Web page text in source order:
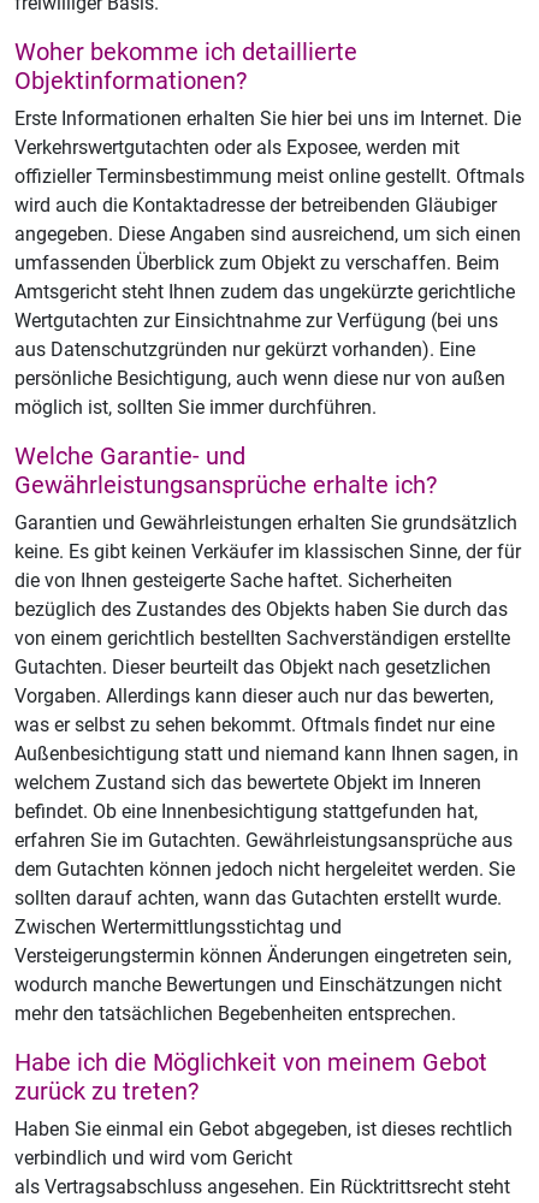
Woher bekomme ich detaillierte
Objektinformationen?
Erste Informationen erhalten Sie hier bei uns im Internet. Die
Verkehrswertgutachten oder als Exposee, werden mit
offizieller Terminsbestimmung meist online gestellt. Oftmals
wird auch die Kontaktadresse der betreibenden Gläubiger
angegeben. Diese Angaben sind ausreichend, um sich einen
umfassenden Überblick zum Objekt zu verschaffen. Beim
Amtsgericht steht Ihnen zudem das ungekürzte gerichtliche
Wertgutachten zur Einsichtnahme zur Verfügung (bei uns
aus Datenschutzgründen nur gekürzt vorhanden). Eine
persönliche Besichtigung, auch wenn diese nur von außen
möglich ist, sollten Sie immer durchführen.
Welche Garantie- und
Gewährleistungsansprüche erhalte ich?
Garantien und Gewährleistungen erhalten Sie grundsätzlich
keine. Es gibt keinen Verkäufer im klassischen Sinne, der für
die von Ihnen gesteigerte Sache haftet. Sicherheiten
bezüglich des Zustandes des Objekts haben Sie durch das
von einem gerichtlich bestellten Sachverständigen erstellte
Gutachten. Dieser beurteilt das Objekt nach gesetzlichen
Vorgaben. Allerdings kann dieser auch nur das bewerten,
was er selbst zu sehen bekommt. Oftmals findet nur eine
Außenbesichtigung statt und niemand kann Ihnen sagen, in
welchem Zustand sich das bewertete Objekt im Inneren
befindet. Ob eine Innenbesichtigung stattgefunden hat,
erfahren Sie im Gutachten. Gewährleistungsansprüche aus
dem Gutachten können jedoch nicht hergeleitet werden. Sie
sollten darauf achten, wann das Gutachten erstellt wurde.
Zwischen Wertermittlungsstichtag und
Versteigerungstermin können Änderungen eingetreten sein,
wodurch manche Bewertungen und Einschätzungen nicht
mehr den tatsächlichen Begebenheiten entsprechen.
Habe ich die Möglichkeit von meinem Gebot
zurück zu treten?
Haben Sie einmal ein Gebot abgegeben, ist dieses rechtlich
verbindlich und wird vom Gericht
als Vertragsabschluss angesehen. Ein Rücktrittsrecht steht